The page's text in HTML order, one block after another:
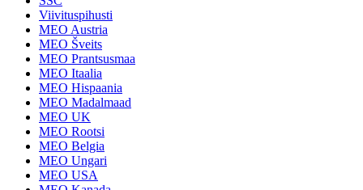
Viivituspihusti
MEO Austria
MEO Šveits
MEO Prantsusmaa
MEO Itaalia
MEO Hispaania
MEO Madalmaad
MEO UK
MEO Rootsi
MEO Belgia
MEO Ungari
MEO USA